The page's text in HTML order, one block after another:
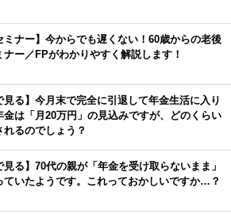
ミナー】今からでも遅くない！60歳からの老後
ナー／FPがわかりやすく解説します！
見る】今月末で完全に引退して年金生活に入り
金は「月20万円」の見込みですが、どのくらい
れるのでしょう？
見る】70代の親が「年金を受け取らないまま」
ていたようです。これっておかしいですか…？